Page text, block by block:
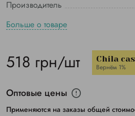
Производитель
Больше о товаре
518 грн/шт Chila
Вернём 1%
Оптовые цены
Применяются на заказы общей